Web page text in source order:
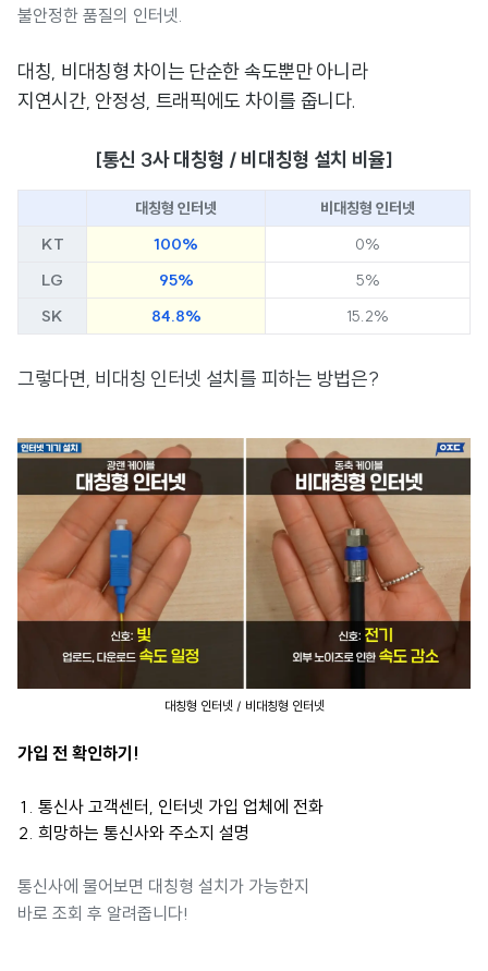
불안정한 품질의 인터넷.
대칭, 비대칭형 차이는 단순한 속도뿐만 아니라
지연시간, 안정성, 트래픽에도 차이를 줍니다.
[통신 3사 대칭형 / 비대칭형 설치 비율]
대칭형 인터넷
비대칭형 인터넷
KT
100%
0%
LG
95%
5%
SK
84.8% 15.2%
그렇다면, 비대칭 인터넷 설치를 피하는 방법은?
대칭형 인터넷 / 비대칭형 인터넷
가입 전 확인하기!
통신사 고객센터, 인터넷 가입 업체에 전화
희망하는 통신사와 주소지 설명
통신사에 물어보면 대칭형 설치가 가능한지
바로 조회 후 알려줍니다!